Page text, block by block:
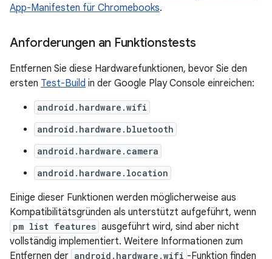
App-Manifesten für Chromebooks.
Anforderungen an Funktionstests
Entfernen Sie diese Hardwarefunktionen, bevor Sie den
ersten Test-Build in der Google Play Console einreichen:
android.hardware.wifi
android.hardware.bluetooth
android.hardware.camera
android.hardware.location
Einige dieser Funktionen werden möglicherweise aus
Kompatibilitätsgründen als unterstützt aufgeführt, wenn
pm list features ausgeführt wird, sind aber nicht
vollständig implementiert. Weitere Informationen zum
Entfernen der android.hardware.wifi -Funktion finden